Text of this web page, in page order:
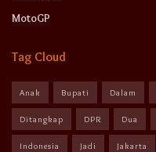
MotoGP
Tag Cloud
Anak Bupati Dalam
Ditangkap DPR Dua
Indonesia Jadi Jakarta